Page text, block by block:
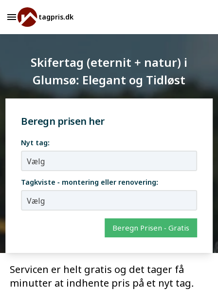
tagpris.dk
Skifertag (eternit + natur) i
Glumsø: Elegant og Tidløst
Servicen er helt gratis og det tager få
minutter at indhente pris på et nyt tag.
Beregn prisen her
Nyt tag:
Tagkviste - montering eller renovering:
Beregn Prisen - Gratis